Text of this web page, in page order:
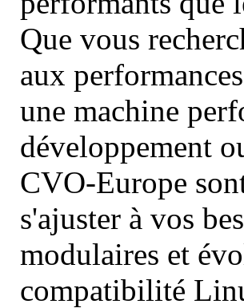
Que vous
aux
une machine
développement
CVO-Europe
s'ajuster à vos
modulaires et
compatibilité